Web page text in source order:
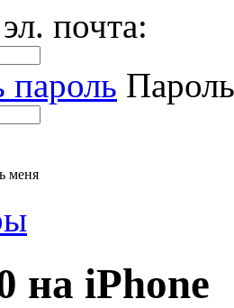
почта:
меня
на iPhone